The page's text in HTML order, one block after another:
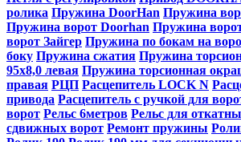
ролика Пружина DoorHan Пружина
Пружина ворот Doorhan Пружина
ворот Зайгер Пружина по бокам на
боку Пружина сжатия Пружина
95х8,0 левая Пружина торсионная
правая РЦП Расцепитель LOCK N
привода Расцепитель с ручкой для
ворот Рельс 6метров Рельс для
сдвижных ворот Ремонт пружины